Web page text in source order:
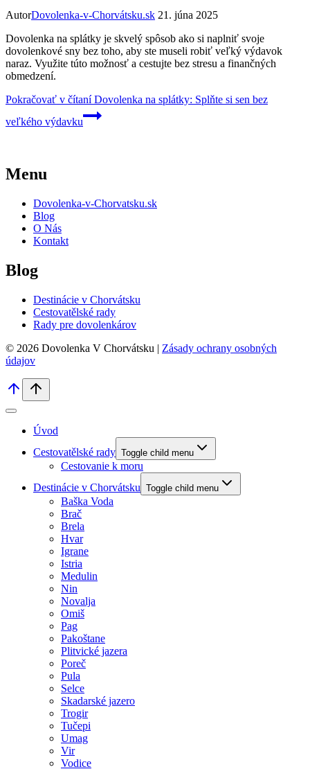
AutorDovolenka-v-Chorvátsku.sk 21. júna 2025
Dovolenka na splátky je skvelý spôsob ako si naplniť svoje
dovolenkové sny bez toho, aby ste museli robiť veľký výdavok
naraz. Využite túto možnosť a cestujte bez stresu a finančných
obmedzení.
Pokračovať v čítaníDovolenka na splátky: Splňte si sen bez
veľkého výdavku
Menu
Dovolenka-v-Chorvatsku.sk
Blog
O Nás
Kontakt
Blog
Destinácie v Chorvátsku
Cestovatělské rady
Rady pre dovolenkárov
© 2026 Dovolenka V Chorvátsku | Zásady ochrany osobných
údajov
Úvod
Cestovatělské rady Toggle child menu
Cestovanie k moru
Destinácie v Chorvátsku Toggle child menu
Baška Voda
Brač
Brela
Hvar
Igrane
Istria
Medulin
Nin
Novalja
Omiš
Pag
Pakoštane
Plitvické jazera
Poreč
Pula
Selce
Skadarské jazero
Trogir
Tučepi
Umag
Vir
Vodice